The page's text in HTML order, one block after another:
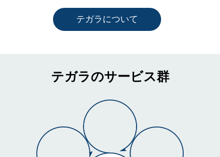
テガラについて
テガラのサービス群